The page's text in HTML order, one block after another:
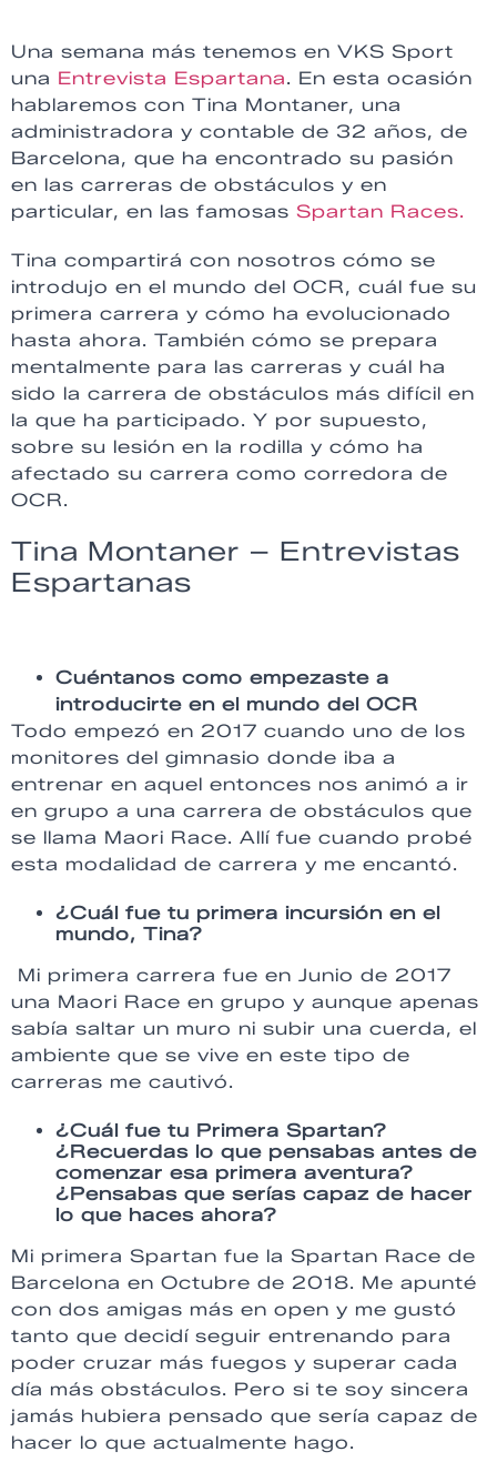
Una semana más tenemos en VKS Sport
una Entrevista Espartana. En esta ocasión
hablaremos con Tina Montaner, una
administradora y contable de 32 años, de
Barcelona, ​​que ha encontrado su pasión
en las carreras de obstáculos y en
particular, en las famosas Spartan Races.
Tina compartirá con nosotros cómo se
introdujo en el mundo del OCR, cuál fue su
primera carrera y cómo ha evolucionado
hasta ahora. También cómo se prepara
mentalmente para las carreras y cuál ha
sido la carrera de obstáculos más difícil en
la que ha participado. Y por supuesto,
sobre su lesión en la rodilla y cómo ha
afectado su carrera como corredora de
OCR.
Tina Montaner – Entrevistas
Espartanas
Cuéntanos como empezaste a
introducirte en el mundo del OCR
Todo empezó en 2017 cuando uno de los
monitores del gimnasio donde iba a
entrenar en aquel entonces nos animó a ir
en grupo a una carrera de obstáculos que
se llama Maori Race. Allí fue cuando probé
esta modalidad de carrera y me encantó.
¿Cuál fue tu primera incursión en el
mundo, Tina?
Mi primera carrera fue en Junio de 2017
una Maori Race en grupo y aunque apenas
sabía saltar un muro ni subir una cuerda, el
ambiente que se vive en este tipo de
carreras me cautivó.
¿Cuál fue tu Primera Spartan?
¿Recuerdas lo que pensabas antes de
comenzar esa primera aventura?
¿Pensabas que serías capaz de hacer
lo que haces ahora?
Mi primera Spartan fue la Spartan Race de
Barcelona en Octubre de 2018. Me apunté
con dos amigas más en open y me gustó
tanto que decidí seguir entrenando para
poder cruzar más fuegos y superar cada
día más obstáculos. Pero si te soy sincera
jamás hubiera pensado que sería capaz de
hacer lo que actualmente hago.